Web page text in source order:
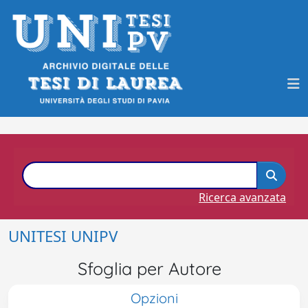
Ricerca avanzata
UNITESI UNIPV
Sfoglia per Autore
Opzioni